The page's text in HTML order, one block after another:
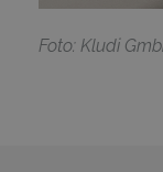
Foto: Kludi